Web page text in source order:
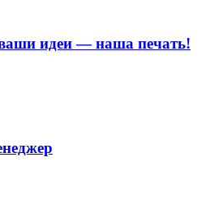
идеи — наша печать!